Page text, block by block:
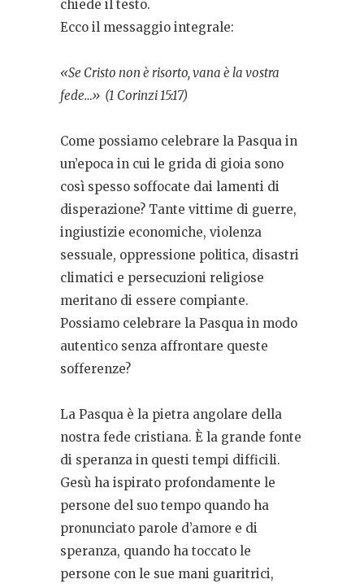
chiede il testo.
Ecco il messaggio integrale:
«Se Cristo non è risorto, vana è la vostra
fede…» (1 Corinzi 15:17)
Come possiamo celebrare la Pasqua in
un’epoca in cui le grida di gioia sono
così spesso soffocate dai lamenti di
disperazione? Tante vittime di guerre,
ingiustizie economiche, violenza
sessuale, oppressione politica, disastri
climatici e persecuzioni religiose
meritano di essere compiante.
Possiamo celebrare la Pasqua in modo
autentico senza affrontare queste
sofferenze?
La Pasqua è la pietra angolare della
nostra fede cristiana. È la grande fonte
di speranza in questi tempi difficili.
Gesù ha ispirato profondamente le
persone del suo tempo quando ha
pronunciato parole d’amore e di
speranza, quando ha toccato le
persone con le sue mani guaritrici,